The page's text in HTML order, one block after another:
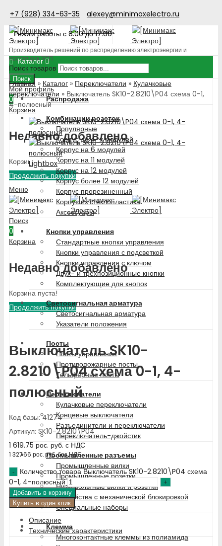
+7 (928) 334-63-35
alexey@minimaxelectro.ru
Режим работы с 8.00 до 17.00
Производитель решений по распределению электроэнергии и
поставщик ЭТП
Поиск товаров
Поиск
Мой профиль
0
Корзина
Недавно добавлено
Корзина пуста!
Продолжить покупки
Меню
Поиск
0
Корзина
Недавно добавлено
Корзина пуста!
Продолжить покупки
Каталог
Распродажа
Комбинации розеток
Популярные
Корпус до 4-х модулей
Корпус на 6 модулей
Корпус на 11 модулей
Корпус на 12 модулей
Корпус более 12 модулей
Корпус прорезиненный
Корпус из стеклопластика
Аксессуары
Кнопки управления
Стандартные кнопки управления
Кнопки управления с подсветкой
Кнопки управления с ключом
Двух- и трехпозиционные кнопки
Комплектующие для кнопок
Светосигнальная арматура
Светосигнальная арматура
Указатели положения
Посты
Посты управления
Противопожарные посты
Тельферные посты
Переключатели
Кулачковые переключатели
Концевые выключатели
Разъединители и переключатели
Переключатель-джойстик
Промышленные разъемы
Промышленные вилки
Промышленные розетки
Низковольтные вилки и розетки
Устройства с механической блокировкой
Специальные наборы
Клемма
Многоконтактные клеммы из полиамида
Главная » Каталог » Переключатели » Кулачковые
переключатели » Выключатель SK10-2.8210\P04 схема 0-1,
4-полюсный
Lightbox
Выключатель SK10-
2.8210\P04 схема 0-1, 4-
полюсный
Код базы: 41274
Артикул: SK10-2.8210\P04
1 619.75 рос. руб. с НДС
1 327.66 рос. руб.без НДС
Количество товара Выключатель SK10-2.8210\P04 схема
0-1, 4-полюсный
Добавить в корзину
Купить в один клик
Описание
Технические характеристики